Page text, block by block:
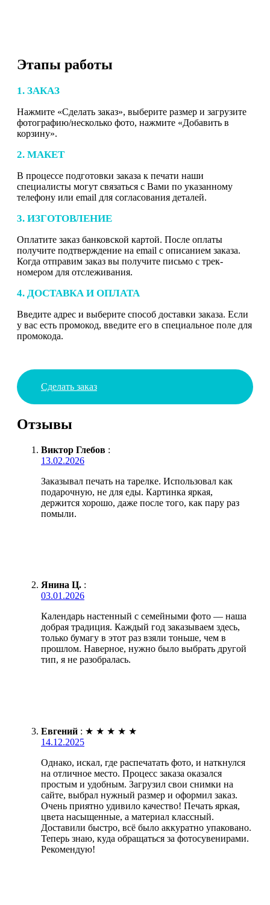
Этапы работы
1. ЗАКАЗ
Нажмите «Сделать заказ», выберите размер и загрузите
фотографию/несколько фото, нажмите «Добавить в
корзину».
2. МАКЕТ
В процессе подготовки заказа к печати наши
специалисты могут связаться с Вами по указанному
телефону или email для согласования деталей.
3. ИЗГОТОВЛЕНИЕ
Оплатите заказ банковской картой. После оплаты
получите подтверждение на email с описанием заказа.
Когда отправим заказ вы получите письмо с трек-
номером для отслеживания.
4. ДОСТАВКА И ОПЛАТА
Введите адрес и выберите способ доставки заказа. Если
у вас есть промокод, введите его в специальное поле для
промокода.
Сделать заказ
Отзывы
Виктор Глебов :
13.02.2026
Заказывал печать на тарелке. Использовал как
подарочную, не для еды. Картинка яркая,
держится хорошо, даже после того, как пару раз
помыли.
Янина Ц. :
03.01.2026
Календарь настенный с семейными фото — наша
добрая традиция. Каждый год заказываем здесь,
только бумагу в этот раз взяли тоньше, чем в
прошлом. Наверное, нужно было выбрать другой
тип, я не разобралась.
Евгений : ★ ★ ★ ★ ★
14.12.2025
Однако, искал, где распечатать фото, и наткнулся
на отличное место. Процесс заказа оказался
простым и удобным. Загрузил свои снимки на
сайте, выбрал нужный размер и оформил заказ.
Очень приятно удивило качество! Печать яркая,
цвета насыщенные, а материал классный.
Доставили быстро, всё было аккуратно упаковано.
Теперь знаю, куда обращаться за фотосувенирами.
Рекомендую!